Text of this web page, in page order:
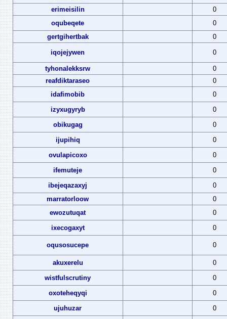
erimeisilin
0
oqubeqete
0
gertgihertbak
0
iqojejywen 0
tyhonalekksrw
0
reafdiktaraseo
0
idafimobib
0
izyxugyryb
0
obikugag
0
ijupihiq
0
ovulapicoxo
0
ifemuteje
0
ibejeqazaxyj
0
marratorloow
0
ewozutuqat
0
ixecogaxyt
0
oqusosucepe 0
akuxerelu
0
wistfulscrutiny
0
oxoteheqyqi
0
ujuhuzar
0